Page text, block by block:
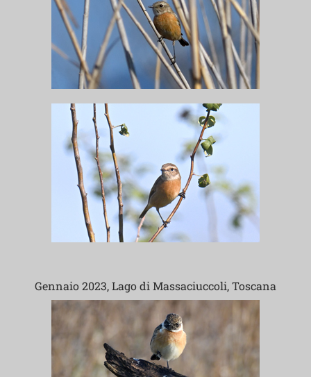
Gennaio 2023, Lago di Massaciuccoli, Toscana